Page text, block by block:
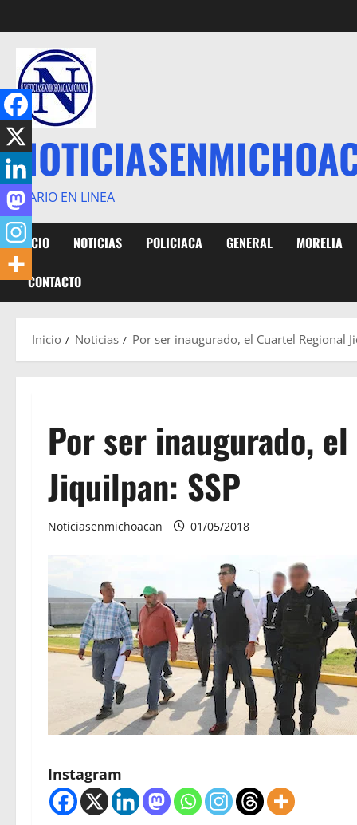
al
contenido
DIARIO EN LINEA
INICIO NOTICIAS POLICIACA GENERAL MORELIA
CONTACTO
Inicio Noticias Por ser inaugurado, el Cuartel Regional
Por ser inaugurado,
Jiquilpan: SSP
Noticiasenmichoacan 01/05/2018
Instagram